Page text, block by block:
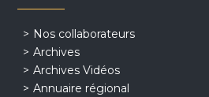
Nos collaborateurs
Archives
Archives Vidéos
Annuaire régional